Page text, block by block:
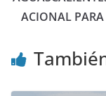
ACIONAL PARA